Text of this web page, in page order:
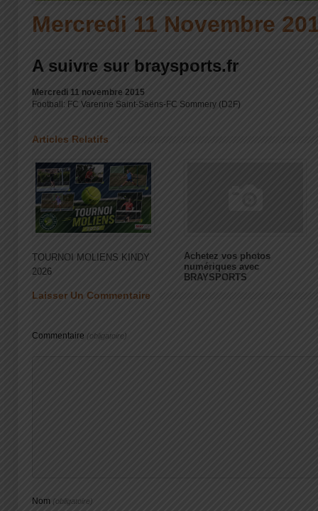
Mercredi 11 Novembre
A suivre sur braysports.fr
Mercredi 11 novembre 2015
Football: FC Varenne Saint-Saëns-FC Sommery (D2F)
Articles Relatifs
TOURNOI MOLIENS KINDY
2026
Achetez vos photos
numériques avec
BRAYSPORTS
Laisser Un Commentaire
Commentaire (obligatoire)
Nom (obligatoire)